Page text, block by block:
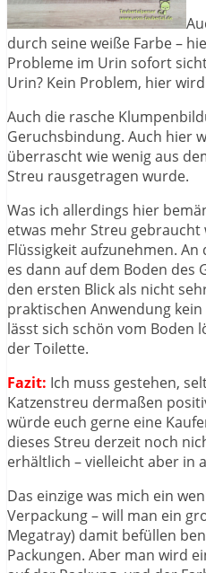
durch seine weiße Farbe –
Probleme im Urin sofort
Urin? Kein Problem, hier
Auch die rasche
Geruchsbindung. Auch hier
überrascht wie wenig aus
Streu rausgetragen wurde.
Was ich allerdings hier
etwas mehr Streu gebraucht
Flüssigkeit aufzunehmen.
es dann auf dem Boden des
den ersten Blick als nicht
praktischen Anwendung
lässt sich schön vom Boden
der Toilette.
Fazit: Ich muss gestehen,
Katzenstreu dermaßen
würde euch gerne eine
dieses Streu derzeit noch
erhältlich – vielleicht aber in
Das einzige was mich ein
Verpackung – will man ein
Megatray) damit befüllen
Packungen. Aber man wird